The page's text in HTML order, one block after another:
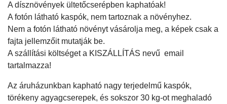
A dísznövények ültetőcserépben kaphatóak!
A fotón látható kaspók, nem tartoznak a növényhez.
Nem a fotón látható növényt vásárolja meg, a képek csak a
fajta jellemzőit mutatják be.
A szállítási költséget a KISZÁLLÍTÁS nevű email
tartalmazza!
Az áruházunkban kapható nagy terjedelmű kaspók,
törékeny agyagcserepek, és sokszor 30 kg-ot meghaladó